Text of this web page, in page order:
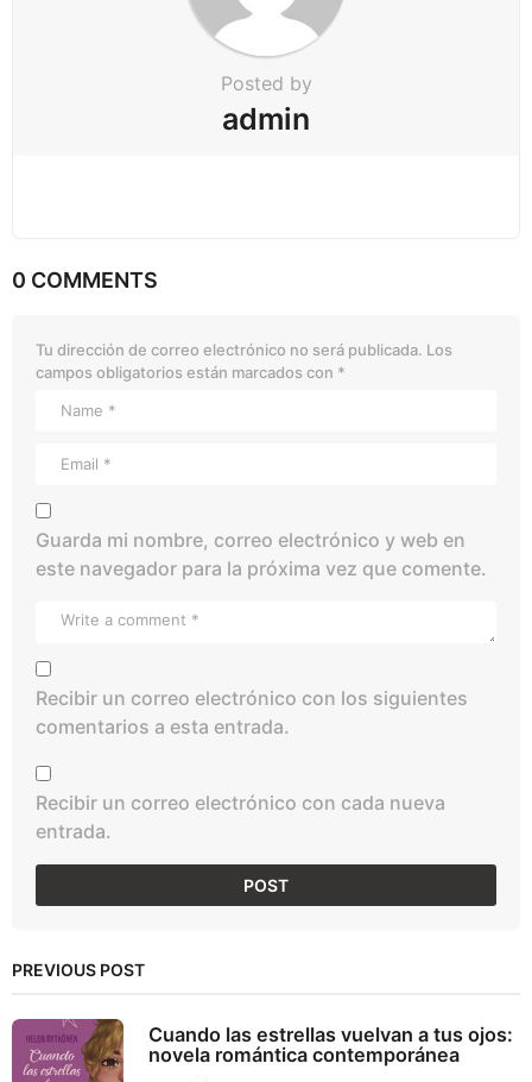
Posted by
admin
0 COMMENTS
Tu dirección de correo electrónico no será publicada. Los
campos obligatorios están marcados con *
Guarda mi nombre, correo electrónico y web en
este navegador para la próxima vez que comente.
Recibir un correo electrónico con los siguientes
comentarios a esta entrada.
Recibir un correo electrónico con cada nueva
entrada.
PREVIOUS POST
Cuando las estrellas vuelvan a tus ojos:
novela romántica contemporánea